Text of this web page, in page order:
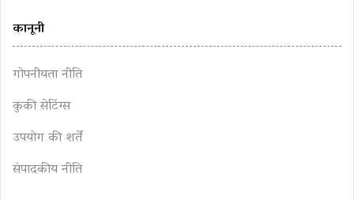
कानूनी
गोपनीयता नीति
कुकी सेटिंग्स
उपयोग की शर्तें
संपादकीय नीति